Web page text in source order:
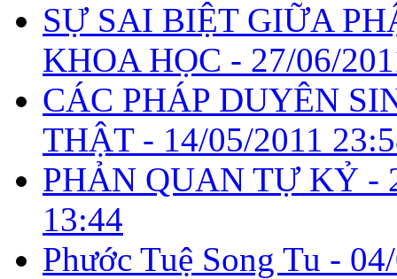
SỰ SAI BIỆT GIỮA
KHOA HỌC - 27/06/
CÁC PHÁP DUYÊN
THẬT - 14/05/2011
PHẢN QUAN TỰ KỶ -
13:44
Phước Tuệ Song Tu -